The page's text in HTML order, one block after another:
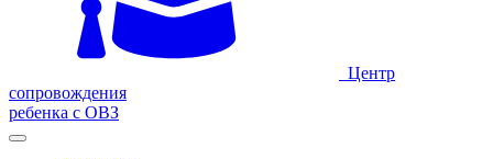
Центр
сопровождения
ребенка с ОВЗ